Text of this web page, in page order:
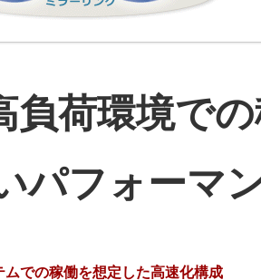
負荷環境で
パフォーマ
ムでの稼働を想定した高速化構成